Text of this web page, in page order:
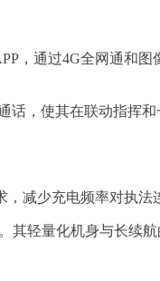
，通过4G全网通和
，使其在联动指挥
减少充电频率对执法
轻量化机身与长续